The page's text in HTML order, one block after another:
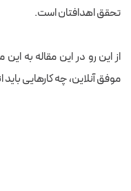
تحقق اهدافتان است.
از این رو در این مقاله به
موفق آنلاین، چه کارهایی